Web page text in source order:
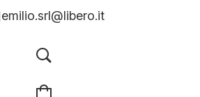
emilio.srl@libero.it